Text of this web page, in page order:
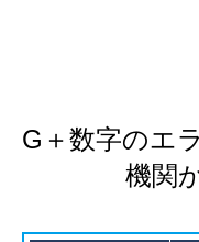
G＋数字のエ
機関